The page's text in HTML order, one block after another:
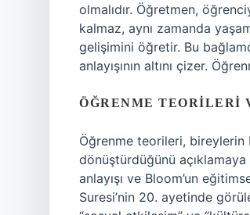
olmalıdır. Öğretmen,
kalmaz, aynı zamanda
gelişimini öğretir. Bu
anlayışının altını çizer.
ÖĞRENME TEORILERI
Öğrenme teorileri, bireylerin
dönüştürdüğünü
anlayışı ve Bloom’un
Suresi’nin 20. ayetinde